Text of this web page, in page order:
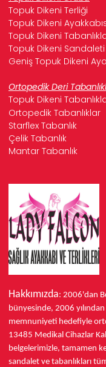
Topuk Dikeni Terliği
Topuk Dikeni
Topuk Dikeni
Topuk Dikeni Sandaleti
Geniş Topuk Dikeni
Ortopedik Deri
Topuk Dikeni
Ortopedik Tabanlıklar
Starflex Tabanlık
Çelik Tabanlık
Mantar Tabanlık
Hakkımızda: 2006'dan
bünyesinde, 2006
memnuniyeti hedefiyle
13485 Medikal Cihazlar
belgelerimizle, tamamen
sandalet ve tabanlıkları